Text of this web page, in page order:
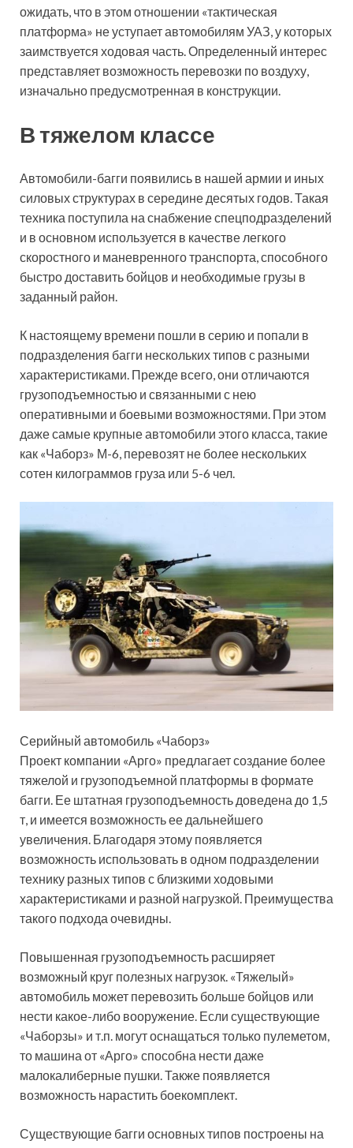
ожидать, что в этом отношении «тактическая
платформа» не уступает автомобилям УАЗ, у которых
заимствуется ходовая часть. Определенный интерес
представляет возможность перевозки по воздуху,
изначально предусмотренная в конструкции.
В тяжелом классе
Автомобили-багги появились в нашей армии и иных
силовых структурах в середине десятых годов. Такая
техника поступила на снабжение спецподразделений
и в основном используется в качестве легкого
скоростного и маневренного транспорта, способного
быстро доставить бойцов и необходимые грузы в
заданный район.
К настоящему времени пошли в серию и попали в
подразделения багги нескольких типов с разными
характеристиками. Прежде всего, они отличаются
грузоподъемностью и связанными с нею
оперативными и боевыми возможностями. При этом
даже самые крупные автомобили этого класса, такие
как «Чаборз» М-6, перевозят не более нескольких
сотен килограммов груза или 5-6 чел.
Серийный автомобиль «Чаборз»
Проект компании «Арго» предлагает создание более
тяжелой и грузоподъемной платформы в формате
багги. Ее штатная грузоподъемность доведена до 1,5
т, и имеется возможность ее дальнейшего
увеличения. Благодаря этому появляется
возможность использовать в одном подразделении
технику разных типов с близкими ходовыми
характеристиками и разной нагрузкой. Преимущества
такого подхода очевидны.
Повышенная грузоподъемность расширяет
возможный круг полезных нагрузок. «Тяжелый»
автомобиль может перевозить больше бойцов или
нести какое-либо вооружение. Если существующие
«Чаборзы» и т.п. могут оснащаться только пулеметом,
то машина от «Арго» способна нести даже
малокалиберные пушки. Также появляется
возможность нарастить боекомплект.
Существующие багги основных типов построены на